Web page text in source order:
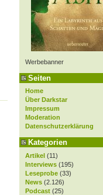
Werbebanner
Seiten
Home
Über Darkstar
Impressum
Moderation
Datenschutzerklärung
Kategorien
Artikel (11)
Interviews (195)
Leseprobe (33)
News (2.126)
Podcast (25)